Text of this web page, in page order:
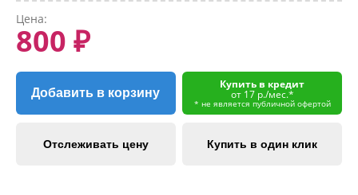
Цена:
800 ₽
Добавить в корзину
Купить в кредит
от 17 р./мес.*
* не является публичной офертой
Отслеживать цену Купить в один клик